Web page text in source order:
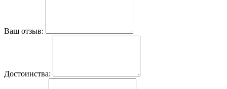
Ваш отзыв:
Достоинства: